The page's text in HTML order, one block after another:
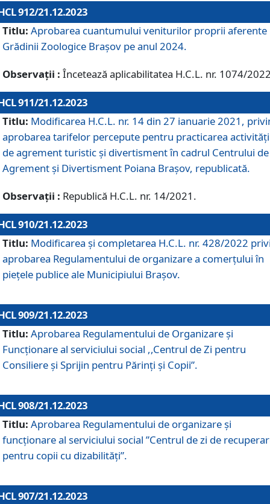
912/21.12.2023
Titlu: Aprobarea cuantumului veniturilor proprii aferente
Grădinii Zoologice Braşov pe anul 2024.
Observații : Încetează aplicabilitatea H.C.L. nr. 1074/
911/21.12.2023
Titlu: Modificarea H.C.L. nr. 14 din 27 ianuarie 2021,
aprobarea tarifelor percepute pentru practicarea
de agrement turistic și divertisment în cadrul Centrului de
Agrement și Divertisment Poiana Brașov, republicată.
Observații : Republică H.C.L. nr. 14/2021.
910/21.12.2023
Titlu: Modificarea și completarea H.C.L. nr. 428/2022
aprobarea Regulamentului de organizare a comerțului în
piețele publice ale Municipiului Braşov.
909/21.12.2023
Titlu: Aprobarea Regulamentului de Organizare și
Funcționare al serviciului social ,,Centrul de Zi pentru
Consiliere şi Sprijin pentru Părinţi şi Copii”.
908/21.12.2023
Titlu: Aprobarea Regulamentului de organizare şi
funcţionare al serviciului social ”Centrul de zi de
pentru copii cu dizabilități”.
907/21.12.2023